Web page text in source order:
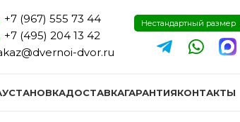
+7 (967) 555 73 44
+7 (495) 204 13 42
dvor.ru
Нестандартный размер
УСТАНОВКАДОСТАВКАГАРАНТИЯКОНТАКТЫ